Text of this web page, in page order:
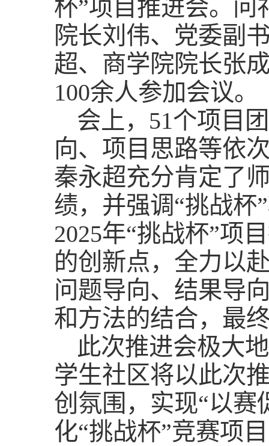
杯”项目推进会。问
院长刘伟、党委副
超、商学院院长张
100余人参加会议。
会上，51个项目
向、项目思路等依
秦永超充分肯定了
绩，并强调“挑战杯
2025年“挑战杯”项
的创新点，全力以
问题导向、结果导
和方法的结合，最
此次推进会极大
学生社区将以此次
创氛围，实现“以赛
化“挑战杯”竞赛项